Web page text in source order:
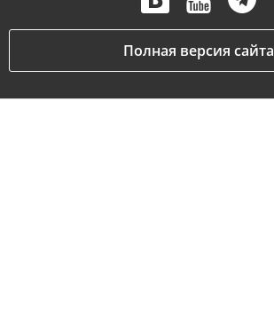
Полная версия сайта